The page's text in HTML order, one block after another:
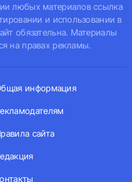
любых материалов ссылка
и использовании в
обязательна. Материалы
на правах рекламы.
информация
сайта